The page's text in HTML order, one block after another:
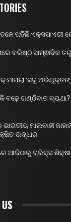
ପଡିଛି ଏକ୍ସପାଏରୀ
ବରିଷ୍ଠ ସାମ୍ଵାଦିକ
ମାମଲା :ସବୁ
ବଢ଼େ ଗଣ୍ଠିବାତ
ଭାରତୀୟ ମାଲବାହୀ
ଉଦ୍ଧାର
ଆଜିଠାରୁ ବ୍ରିକ୍ସ ଶିକ୍ଷା